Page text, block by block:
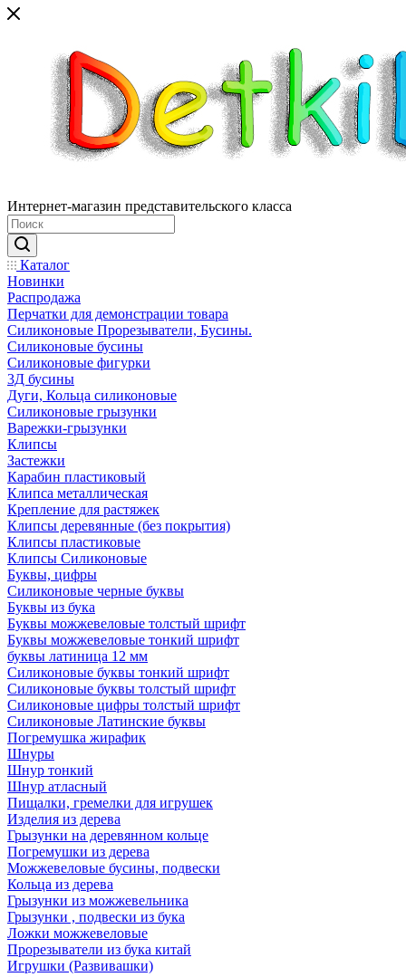
Интернет-магазин представительского класса
Каталог
Новинки
Распродажа
Перчатки для демонстрации товара
Силиконовые Прорезыватели, Бусины.
Силиконовые бусины
Силиконовые фигурки
3Д бусины
Дуги, Кольца силиконовые
Силиконовые грызунки
Варежки-грызунки
Клипсы
Застежки
Карабин пластиковый
Клипса металлическая
Крепление для растяжек
Клипсы деревянные (без покрытия)
Клипсы пластиковые
Клипсы Силиконовые
Буквы, цифры
Силиконовые черные буквы
Буквы из бука
Буквы можжевеловые толстый шрифт
Буквы можжевеловые тонкий шрифт
буквы латиница 12 мм
Силиконовые буквы тонкий шрифт
Силиконовые буквы толстый шрифт
Силиконовые цифры толстый шрифт
Силиконовые Латинские буквы
Погремушка жирафик
Шнуры
Шнур тонкий
Шнур атласный
Пищалки, гремелки для игрушек
Изделия из дерева
Грызунки на деревянном кольце
Погремушки из дерева
Можжевеловые бусины, подвески
Кольца из дерева
Грызунки из можжевельника
Грызунки , подвески из бука
Ложки можжевеловые
Прорезыватели из бука китай
Игрушки (Развивашки)